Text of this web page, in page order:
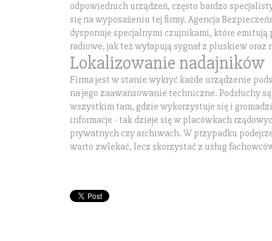
odpowiednich urządzeń, często bardzo
się na wyposażeniu tej firmy. Agencja
dysponuje specjalnymi czujnikami, które emitują
radiowe, jak też wyłapują sygnał z pluskiew oraz
Lokalizowanie nadajników
Firma jest w stanie wykryć każde urządzenie
na jego zaawansowanie techniczne. Podsłuchy
wszystkim tam, gdzie wykorzystuje się i
informacje - tak dzieje się w placówkach
prywatnych czy archiwach. W przypadku
warto zwlekać, lecz skorzystać z usług